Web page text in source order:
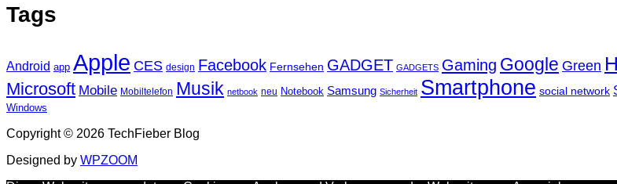
Tags
Android app Apple CES design Facebook Fernsehen GADGET GADGETS Gaming Google Green
Microsoft Mobile Mobiltelefon Musik netbook neu Notebook Samsung Sicherheit Smartphone social network
Windows
Copyright © 2026 TechFieber Blog
Designed by WPZOOM